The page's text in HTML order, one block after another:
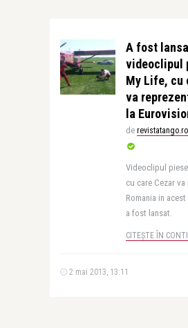
A fost
videoclipul
My Life, cu
va
la
de
Videoclipul
cu care Cezar va
Romania in
a fost lansat.
CITEȘTE ÎN
2 mai 2013, 13:11